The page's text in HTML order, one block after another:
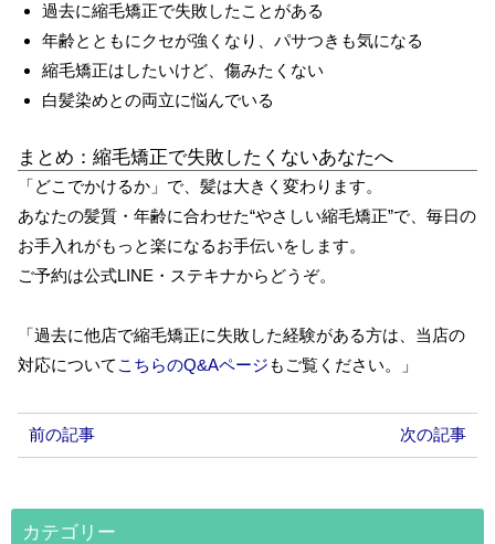
過去に縮毛矯正で失敗したことがある
年齢とともにクセが強くなり、パサつきも気になる
縮毛矯正はしたいけど、傷みたくない
白髪染めとの両立に悩んでいる
まとめ：縮毛矯正で失敗したくないあなたへ
「どこでかけるか」で、髪は大きく変わります。
あなたの髪質・年齢に合わせた“やさしい縮毛矯正”で、毎日の
お手入れがもっと楽になるお手伝いをします。
ご予約は公式LINE・ステキナからどうぞ。
「過去に他店で縮毛矯正に失敗した経験がある方は、当店の
対応について こちらのQ&Aページもご覧ください。」
前の記事 次の記事
カテゴリー